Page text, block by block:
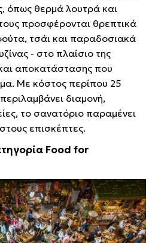
όπως θερμά λουτρά και
προσφέρονται θρεπτικά
τσάι και παραδοσιακά
- στο πλαίσιο της
αποκατάστασης που
Με κόστος περίπου 25
διαμονή,
το σανατόριο παραμένει
επισκέπτες.
Food for